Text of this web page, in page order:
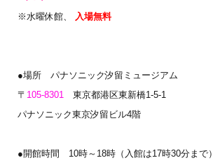
※水曜休館、 入場無料
●場所 パナソニック汐留ミュージアム
〒 105-8301東京都港区東新橋1-5-1
パナソニック東京汐留ビル4階
●開館時間 10時～18時（入館は17時30分まで）